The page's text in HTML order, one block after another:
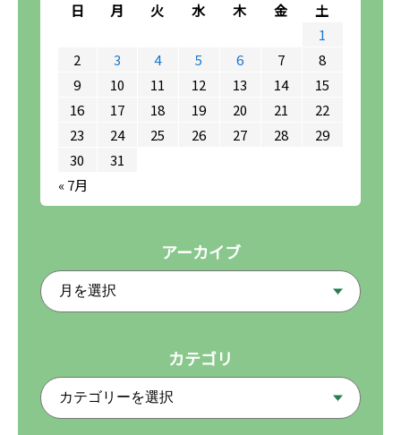
日 月 火 水 木 金
土
1
2
3 4 5 6 7
8
9
10 11 12 13 14
15
16
17 18 19 20 21
22
23
24 25 26 27 28
29
30
31
« 7月
アーカイブ
カテゴリ